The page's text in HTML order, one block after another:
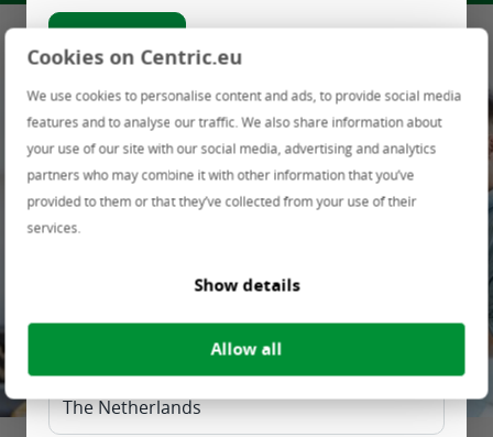
Cookies on Centric.eu
We use cookies to personalise content and ads, to provide social media
features and to analyse our traffic. We also share information about
your use of our site with our social media, advertising and analytics
partners who may combine it with other information that you’ve
provided to them or that they’ve collected from your use of their
services.
Show details
Allow all
Våre tjenester
Choose another country / language:
Belgium - FR
Belgium - NL
International - EN
The Netherlands